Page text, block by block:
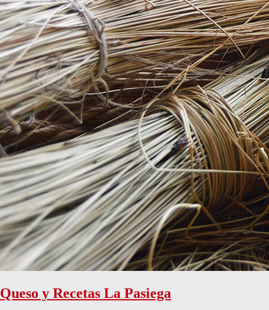
Queso y Recetas La Pasiega